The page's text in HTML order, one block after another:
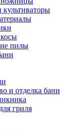
пилы
и отделка бани
гриля